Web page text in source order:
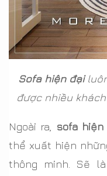
Sofa hiện đại
được nhiều
Ngoài ra, sofa hiện
thể xuất hiện
thông minh. Sẽ